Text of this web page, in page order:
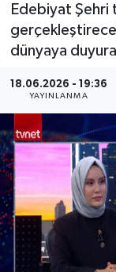
Edebiyat Şehri
dünyaya
18.06.2026 - 19:36
YAYINLANMA